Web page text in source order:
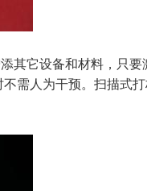
其它设备和材料，只
需人为干预。扫描式